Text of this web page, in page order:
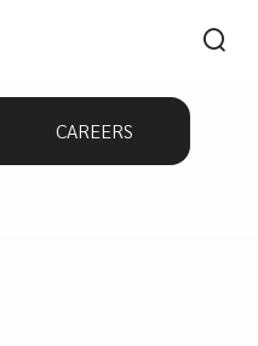
CAREERS